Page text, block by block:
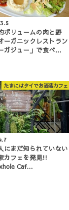
ボリュームの肉と野
ーガニックレストラン
ガジュー」で食べ…
たまにはタイでお洒落カフェ
にまだ知られていない
カフェを発見!!
Caf…